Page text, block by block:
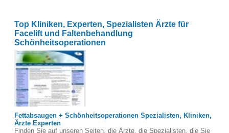
Top Kliniken, Experten, Spezialisten Ärzte für
Facelift und Faltenbehandlung
Schönheitsoperationen
Fettabsaugen + Schönheitsoperationen Spezialisten, Kliniken,
Ärzte Experten
Finden Sie auf unseren Seiten, die Ärzte, die Spezialisten, die Sie